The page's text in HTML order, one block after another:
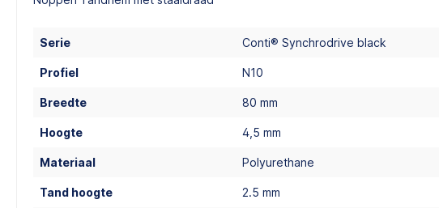
Serie Conti® Synchrodrive black
Profiel N10
Breedte 80 mm
Hoogte 4,5 mm
Materiaal Polyurethane
Tand hoogte 2.5 mm